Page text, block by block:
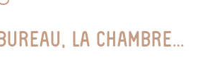
LA CHAMBRE…